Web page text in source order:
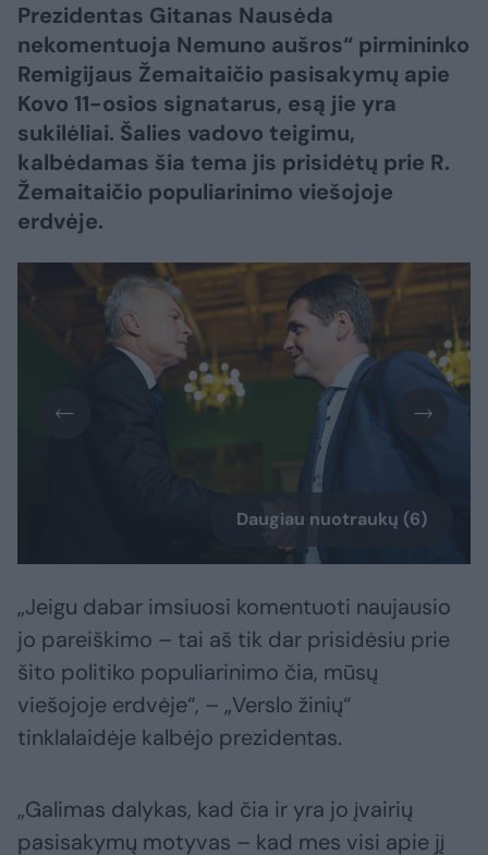
Prezidentas Gitanas Nausėda
nekomentuoja Nemuno aušros“ pirmininko
Remigijaus Žemaitaičio pasisakymų apie
Kovo 11-osios signatarus, esą jie yra
sukilėliai. Šalies vadovo teigimu,
kalbėdamas šia tema jis prisidėtų prie R.
Žemaitaičio populiarinimo viešojoje
erdvėje.
Daugiau nuotraukų (6)
„Jeigu dabar imsiuosi komentuoti naujausio
jo pareiškimo – tai aš tik dar prisidėsiu prie
šito politiko populiarinimo čia, mūsų
viešojoje erdvėje“, – „Verslo žinių“
tinklalaidėje kalbėjo prezidentas.
„Galimas dalykas, kad čia ir yra jo įvairių
pasisakymų motyvas – kad mes visi apie jį